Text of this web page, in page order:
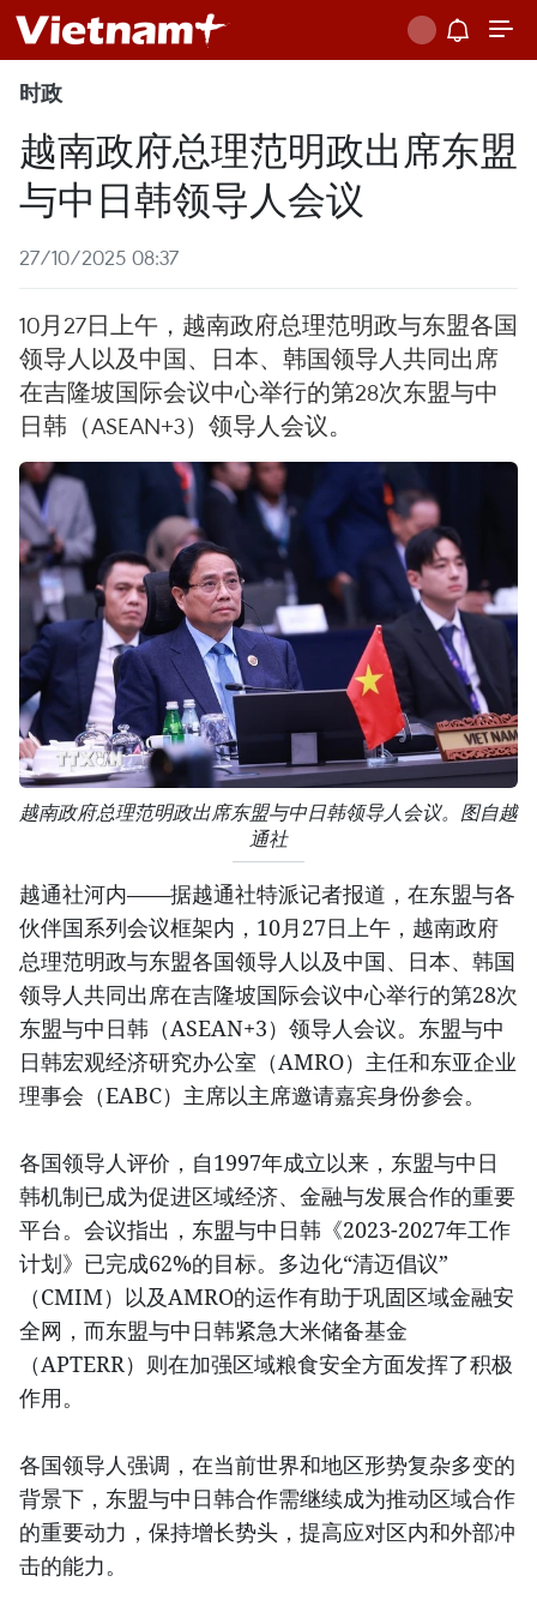
时政
越南政府总理范明政出席东盟
与中日韩领导人会议
27/10/2025 08:37
10月27日上午，越南政府总理范明政与东盟各国
领导人以及中国、日本、韩国领导人共同出席
在吉隆坡国际会议中心举行的第28次东盟与中
日韩（ASEAN+3）领导人会议。
越南政府总理范明政出席东盟与中日韩领导人会议。图自越
通社
越通社河内——据越通社特派记者报道，在东盟与各
伙伴国系列会议框架内，10月27日上午，越南政府
总理范明政与东盟各国领导人以及中国、日本、韩国
领导人共同出席在吉隆坡国际会议中心举行的第28次
东盟与中日韩（ASEAN+3）领导人会议。东盟与中
日韩宏观经济研究办公室（AMRO）主任和东亚企业
理事会（EABC）主席以主席邀请嘉宾身份参会。
各国领导人评价，自1997年成立以来，东盟与中日
韩机制已成为促进区域经济、金融与发展合作的重要
平台。会议指出，东盟与中日韩《2023-2027年工作
计划》已完成62%的目标。多边化“清迈倡议”
（CMIM）以及AMRO的运作有助于巩固区域金融安
全网，而东盟与中日韩紧急大米储备基金
（APTERR）则在加强区域粮食安全方面发挥了积极
作用。
各国领导人强调，在当前世界和地区形势复杂多变的
背景下，东盟与中日韩合作需继续成为推动区域合作
的重要动力，保持增长势头，提高应对区内和外部冲
击的能力。